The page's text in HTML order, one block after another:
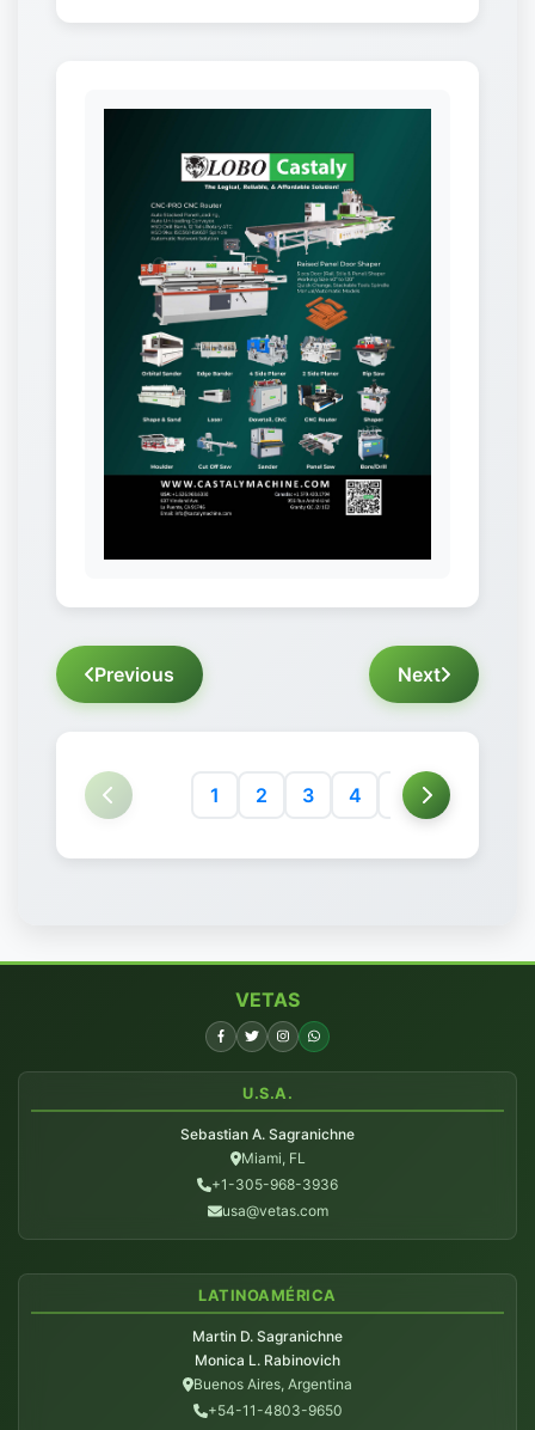
Previous Next
1 2 3 4 5 6
VETAS
U.S.A.
Sebastian A. Sagranichne
Miami, FL
+1-305-968-3936
usa@vetas.com
LATINOAMÉRICA
Martin D. Sagranichne
Monica L. Rabinovich
Buenos Aires, Argentina
+54-11-4803-9650